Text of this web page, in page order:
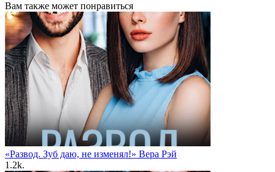
Вам также может понравиться
«Развод. Зуб даю, не изменял!» Вера Рэй
1.2k.